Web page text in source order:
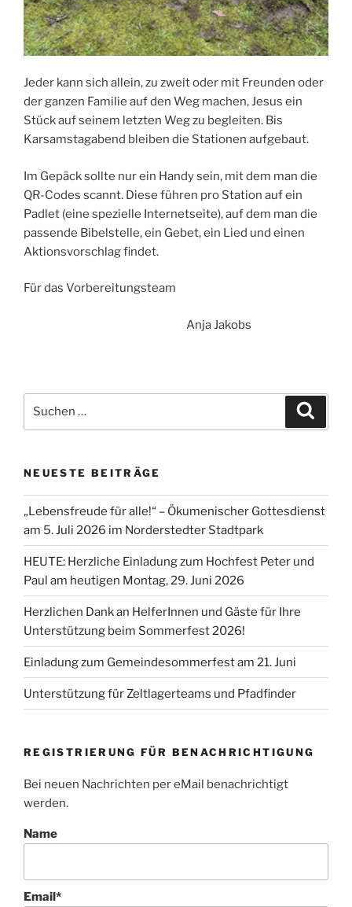
Jeder kann sich allein, zu zweit oder mit Freunden oder
der ganzen Familie auf den Weg machen, Jesus ein
Stück auf seinem letzten Weg zu begleiten. Bis
Karsamstagabend bleiben die Stationen aufgebaut.
Im Gepäck sollte nur ein Handy sein, mit dem man die
QR-Codes scannt. Diese führen pro Station auf ein
Padlet (eine spezielle Internetseite), auf dem man die
passende Bibelstelle, ein Gebet, ein Lied und einen
Aktionsvorschlag findet.
Für das Vorbereitungsteam
Anja Jakobs
nach:
NEUESTE BEITRÄGE
„Lebensfreude für alle!“ – Ökumenischer Gottesdienst
am 5. Juli 2026 im Norderstedter Stadtpark
HEUTE: Herzliche Einladung zum Hochfest Peter und
Paul am heutigen Montag, 29. Juni 2026
Herzlichen Dank an HelferInnen und Gäste für Ihre
Unterstützung beim Sommerfest 2026!
Einladung zum Gemeindesommerfest am 21. Juni
Unterstützung für Zeltlagerteams und Pfadfinder
REGISTRIERUNG FÜR BENACHRICHTIGUNG
Bei neuen Nachrichten per eMail benachrichtigt
werden.
Name
Email*